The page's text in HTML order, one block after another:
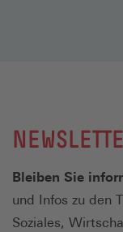
Bleiben Sie
und Infos zu den
Soziales,